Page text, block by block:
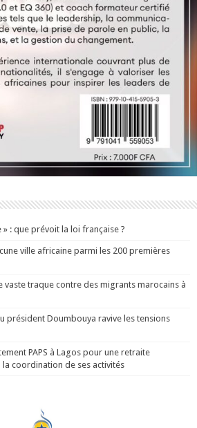
: que prévoit la loi française ?
ville africaine parmi les 200 premières
vaste traque contre des migrants marocains à
président Doumbouya ravive les tensions
PAPS à Lagos pour une retraite
la coordination de ses activités